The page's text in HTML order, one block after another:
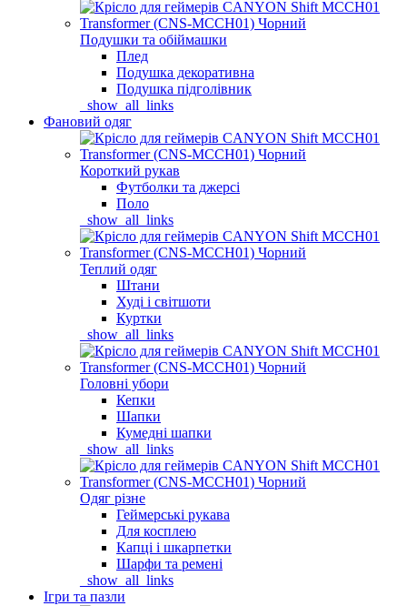
Подушки та обіймашки
Плед
Подушка декоративна
Подушка підголівник
_show_all_links
Фановий одяг
Короткий рукав
Футболки та джерсі
Поло
_show_all_links
Теплий одяг
Штани
Худі і світшоти
Куртки
_show_all_links
Головні убори
Кепки
Шапки
Кумедні шапки
_show_all_links
Одяг різне
Геймерські рукава
Для косплею
Капці і шкарпетки
Шарфи та ремені
_show_all_links
Ігри та пазли